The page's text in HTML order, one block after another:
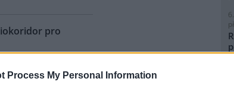
Process My Personal Information
pro
železniční vlečky z